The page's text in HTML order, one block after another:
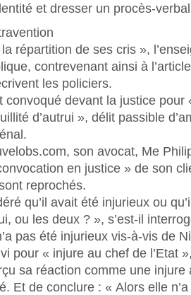
et dresser un procès-
répartition de ses cris »,
contrevenant ainsi à
les policiers.
convoqué devant la justice pour
d’autrui », délit passible
son avocat, Me
en justice » de son
reprochés.
qu’il avait été injurieux ou
ou les deux ? », s’est-il
pas été injurieux vis-à-vis de
pour « injure au chef de l’Etat
sa réaction comme une injure
Et de conclure : « Alors elle